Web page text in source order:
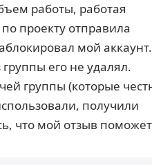
работы, работая
проекту отправила
мой аккаунт.
его не удалял.
группы (которые
получили
что мой отзыв поможет